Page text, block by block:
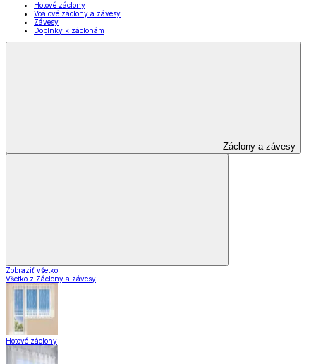
Hotové záclony
Voálové záclony a závesy
Závesy
Doplnky k záclonám
Záclony a závesy
Zobraziť všetko
Všetko z Záclony a závesy
Hotové záclony